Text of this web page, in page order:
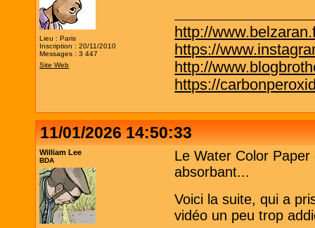
Lieu : Paris
Inscription : 20/11/2010
Messages : 3 447
Site Web
http://
https://
http://
https://
11/01/2026 14:50:33
William Lee
BDA
Le Water Color
absorbant...
Voici la suite, qui a
vidéo un peu trop